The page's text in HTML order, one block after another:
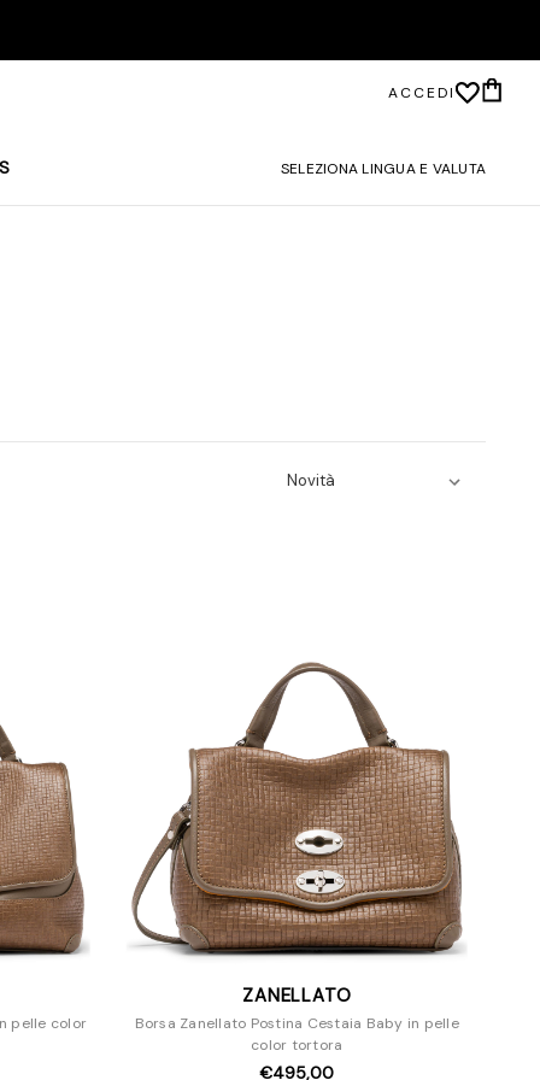
ACCEDI
SELEZIONA LINGUA E VALUTA
pelle color
ZANELLATO
Borsa Zanellato Postina Cestaia Baby in pelle
color tortora
€495,00